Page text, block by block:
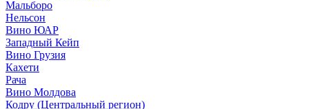
Мальборо
Нельсон
Вино ЮАР
Западный Кейп
Вино Грузия
Кахети
Рача
Вино Молдова
Кодру (Центральный регион)